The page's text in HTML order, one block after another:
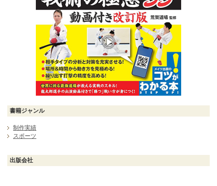
書籍ジャンル
制作実績
スポーツ
出版会社